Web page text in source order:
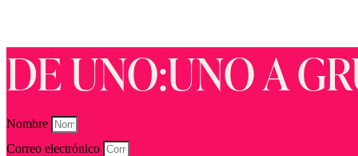
DE UNO:UNO A
Nombre
Correo electrónico